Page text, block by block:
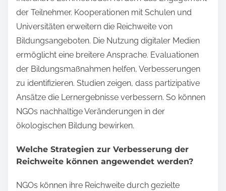
der Teilnehmer. Kooperationen mit Schulen und
Universitäten erweitern die Reichweite von
Bildungsangeboten. Die Nutzung digitaler Medien
ermöglicht eine breitere Ansprache. Evaluationen
der Bildungsmaßnahmen helfen, Verbesserungen
zu identifizieren. Studien zeigen, dass partizipative
Ansätze die Lernergebnisse verbessern. So können
NGOs nachhaltige Veränderungen in der
ökologischen Bildung bewirken.
Welche Strategien zur Verbesserung der
Reichweite können angewendet werden?
NGOs können ihre Reichweite durch gezielte